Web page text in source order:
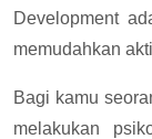
Development
memudahkan
Bagi kamu
melakukan